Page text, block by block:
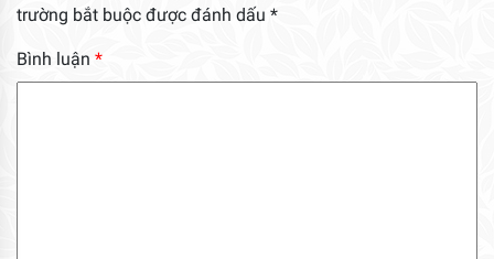
trường bắt buộc được đánh dấu *
Bình luận *